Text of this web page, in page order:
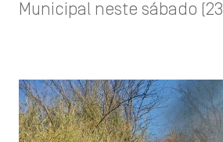
Municipal neste sábado